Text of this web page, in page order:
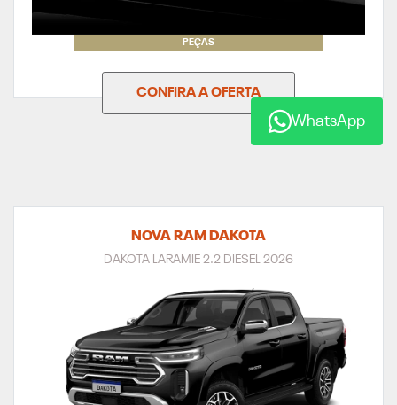
PEÇAS
CONFIRA A OFERTA
NOVA RAM DAKOTA
DAKOTA LARAMIE 2.2 DIESEL 2026
WhatsApp